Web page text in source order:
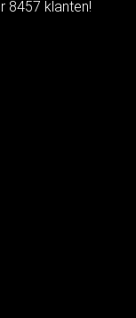
8457 klanten!